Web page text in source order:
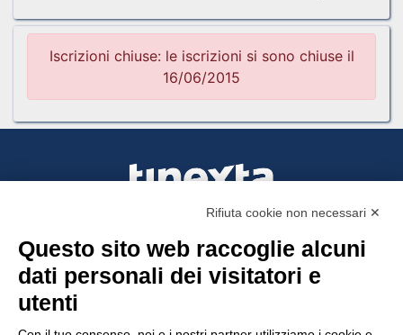
Iscrizioni chiuse: le iscrizioni si sono chiuse il
16/06/2015
Tinexta Visura SpA
Piazzale Flaminio 1/b, 00196 Roma, Italia
Società soggetta alla direzione e coordinamento
Rifiuta cookie non necessari ✕
Questo sito web raccoglie alcuni
dati personali dei visitatori e
utenti